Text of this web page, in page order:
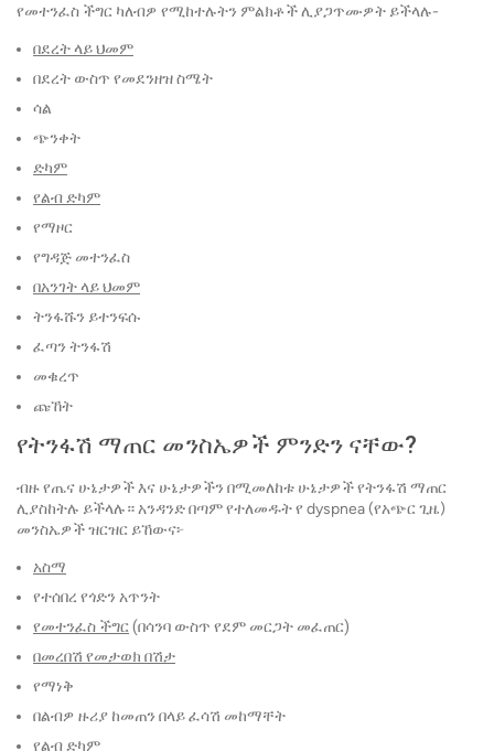
የመተንፈስ ችግር ካለብዎ የሚከተሉትን ምልክቶች ሊያጋጥሙዎት ይችላሉ-
በደረት ላይ ህመም
በደረት ውስጥ የመደንዘዝ ስሜት
ሳል
ጭንቀት
ድካም
የልብ ድካም
የማዞር
የግዳጅ መተንፈስ
በአንገት ላይ ህመም
ትንፋሹን ይተንፍሱ
ፈጣን ትንፋሽ
መቁረጥ
ጩኸት
የትንፋሽ ማጠር መንስኤዎች ምንድን ናቸው?
ብዙ የጤና ሁኔታዎች እና ሁኔታዎችን በሚመለከቱ ሁኔታዎች የትንፋሽ ማጠር
ሊያስከትሉ ይችላሉ። አንዳንድ በጣም የተለመዱት የ dyspnea (የአጭር ጊዜ)
መንስኤዎች ዝርዝር ይኸውና፦
አስማ
የተሰበረ የጎድን አጥንት
የመተንፈስ ችግር(በሳንባ ውስጥ የደም መርጋት መፈጠር)
በመረበሽ የመታወክ በሽታ
የማነቅ
በልብዎ ዙሪያ ከመጠን በላይ ፈሳሽ መከማቸት
የልብ ድካም